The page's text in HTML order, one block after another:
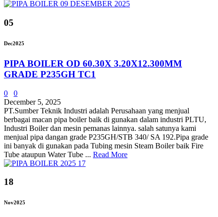
05
Dec2025
PIPA BOILER OD 60.30X 3.20X12.300MM
GRADE P235GH TC1
0
0
December 5, 2025
PT.Sumber Teknik Industri adalah Perusahaan yang menjual
berbagai macan pipa boiler baik di gunakan dalam industri PLTU,
Industri Boiler dan mesin pemanas lainnya. salah satunya kami
menjual pipa dangan grade P235GH/STB 340/ SA 192.Pipa grade
ini banyak di gunakan pada Tubing mesin Steam Boiler baik Fire
Tube ataupun Water Tube ... Read More
18
Nov2025